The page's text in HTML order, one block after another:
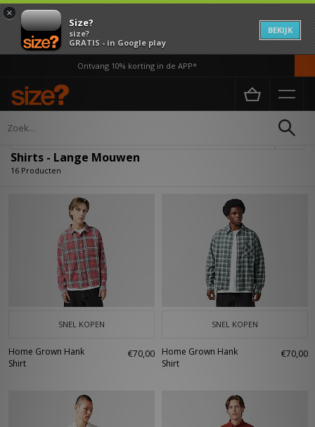
×
Size?
size?
GRATIS - in Google play
BEKIJK
Ontvang 10% korting in de APP*
Home Heren
Shirts - Lange Mouwen
16 Producten
SNEL KOPEN
Home Grown Hank
Shirt
€70,00
SNEL KOPEN
Home Grown Hank
Shirt
€70,00